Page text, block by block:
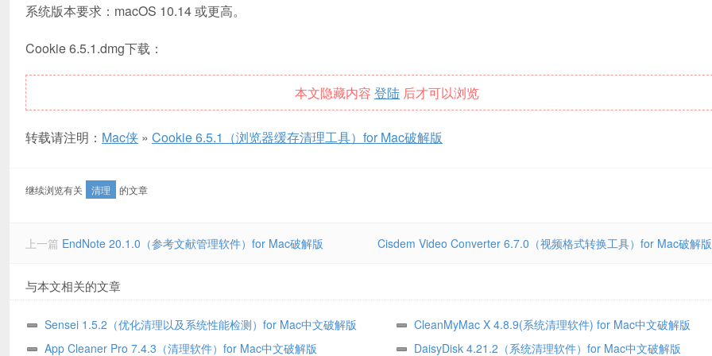
系统版本要求：macOS 10.14 或更高。
Cookie 6.5.1.dmg下载：
本文隐藏内容 登陆 后才可以浏览
转载请注明： Mac侠 » Cookie 6.5.1（浏览器缓存清理工具）for Mac破解版
继续浏览有关 清理 的文章
上一篇 EndNote 20.1.0（参考文献管理软件）for Mac破解版 Cisdem Video Converter 6.7.0（视频格式转换工具）for Mac破解版
与本文相关的文章
Sensei 1.5.2（优化清理以及系统性能检测）for Mac中文破解版
CleanMyMac X 4.8.9(系统清理软件) for Mac中文破解版
App Cleaner Pro 7.4.3（清理软件）for Mac中文破解版
DaisyDisk 4.21.2（系统清理软件）for Mac中文破解版